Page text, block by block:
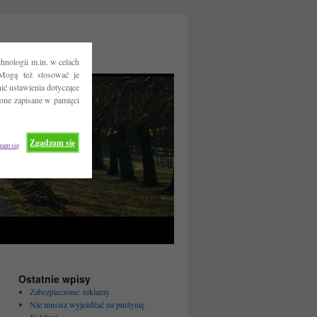
m.in. w celach
też stosować je
ustawienia dotyczące
zapisane w pamięci
Zgadzam się
się
Ostatnie wpisy
Zabezpieczone: reklamy
Nie musisz wyjeżdżać na pustynię